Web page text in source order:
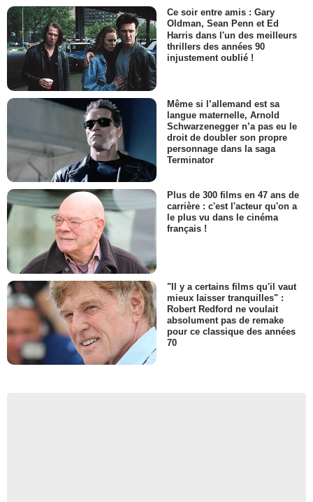
Ce soir entre amis : Gary
Oldman, Sean Penn et Ed
Harris dans l'un des meilleurs
thrillers des années 90
injustement oublié !
Même si l’allemand est sa
langue maternelle, Arnold
Schwarzenegger n’a pas eu le
droit de doubler son propre
personnage dans la saga
Terminator
Plus de 300 films en 47 ans de
carrière : c'est l'acteur qu'on a
le plus vu dans le cinéma
français !
"Il y a certains films qu'il vaut
mieux laisser tranquilles" :
Robert Redford ne voulait
absolument pas de remake
pour ce classique des années
70